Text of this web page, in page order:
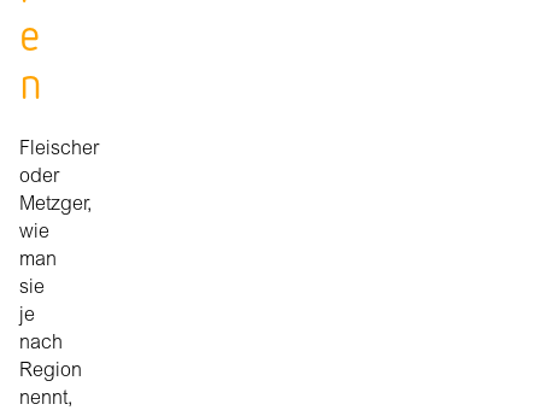
e
n
Fleischer
oder
Metzger,
wie
man
sie
je
nach
Region
nennt,